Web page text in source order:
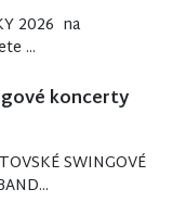
2026 na
...
koncerty
SWINGOVÉ